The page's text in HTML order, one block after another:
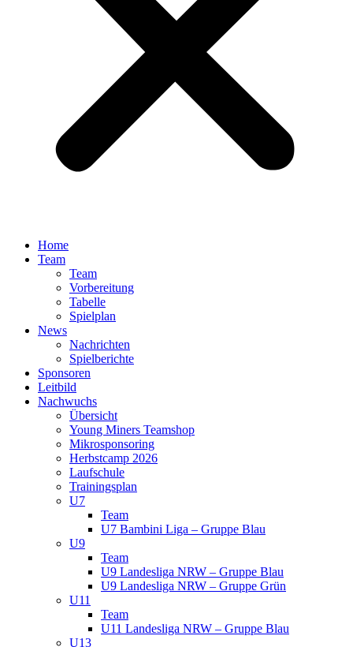
Home
Team
Team
Vorbereitung
Tabelle
Spielplan
News
Nachrichten
Spielberichte
Sponsoren
Leitbild
Nachwuchs
Übersicht
Young Miners Teamshop
Mikrosponsoring
Herbstcamp 2026
Laufschule
Trainingsplan
U7
Team
U7 Bambini Liga – Gruppe Blau
U9
Team
U9 Landesliga NRW – Gruppe Blau
U9 Landesliga NRW – Gruppe Grün
U11
Team
U11 Landesliga NRW – Gruppe Blau
U13